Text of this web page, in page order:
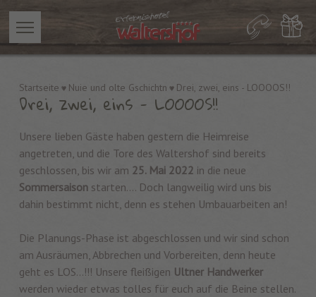
Startseite Nuie und olte Gschichtn Drei, zwei, eins - LOOOOS!!
Drei, zwei, eins - LOOOOS!!
Unsere lieben Gäste haben gestern die Heimreise
angetreten, und die Tore des Waltershof sind bereits
geschlossen, bis wir am 25. Mai 2022 in die neue
Sommersaisonstarten.... Doch langweilig wird uns bis
dahin bestimmt nicht, denn es stehen Umbauarbeiten an!
Die Planungs-Phase ist abgeschlossen und wir sind schon
am Ausräumen, Abbrechen und Vorbereiten, denn heute
geht es LOS...!!! Unsere fleißigen Ultner Handwerker
werden wieder etwas tolles für euch auf die Beine stellen.